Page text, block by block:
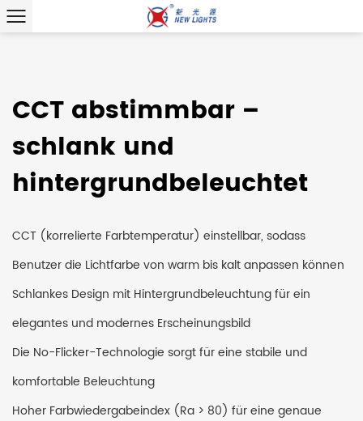
CCT abstimmbar –
schlank und
hintergrundbeleuchtet
CCT (korrelierte Farbtemperatur) einstellbar, sodass
Benutzer die Lichtfarbe von warm bis kalt anpassen können
Schlankes Design mit Hintergrundbeleuchtung für ein
elegantes und modernes Erscheinungsbild
Die No-Flicker-Technologie sorgt für eine stabile und
komfortable Beleuchtung
Hoher Farbwiedergabeindex (Ra > 80) für eine genaue